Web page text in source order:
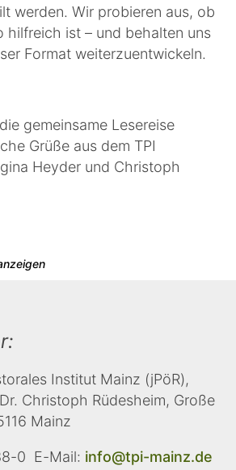
werden. Wir probieren aus, ob
hilfreich ist – und behalten uns
Format weiterzuentwickeln.
gemeinsame Lesereise
Grüße aus dem TPI
Heyder und Christoph
Institut Mainz (jPöR),
Christoph Rüdesheim, Große
Mainz
0 E-Mail: info@tpi-mainz.de